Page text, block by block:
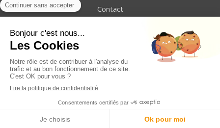
Contact
Mentions légales
Création et référencement du site par Simplébo